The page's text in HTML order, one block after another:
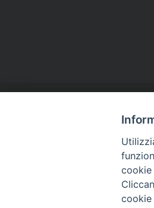
Piazza Giovene 4 – 70056
cookie
cookie